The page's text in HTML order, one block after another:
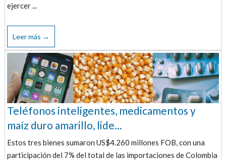
ejercer ...
Leer más →
Teléfonos inteligentes, medicamentos y
maíz duro amarillo, lide...
Estos tres bienes sumaron US$4.260 millones FOB, con una
participación del 7% del total de las importaciones de Colombia